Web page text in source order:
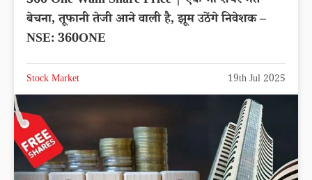
बेचना, तूफानी तेजी आने वाली है, झूम उठेंगे निवेशक –
NSE: 360ONE
Stock Market 19th Jul 2025